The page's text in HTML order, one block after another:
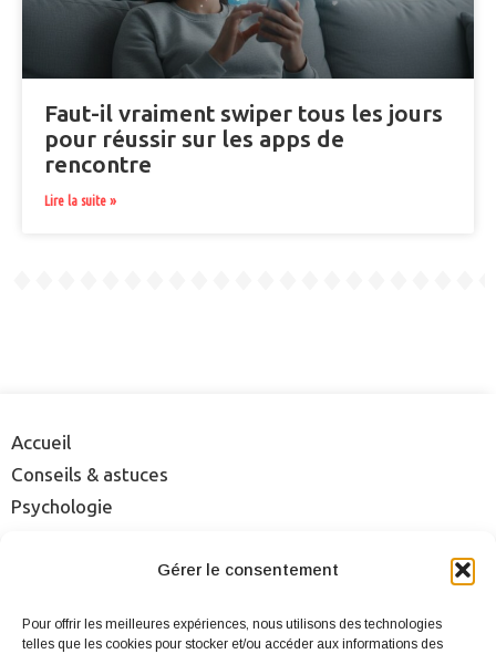
Gérer le consentement
Pour offrir les meilleures expériences, nous utilisons des technologies
telles que les cookies pour stocker et/ou accéder aux informations des
Faut-il vraiment swiper tous les jours
pour réussir sur les apps de
rencontre
Lire la suite »
Accueil
Conseils & astuces
Psychologie
Sites & applis